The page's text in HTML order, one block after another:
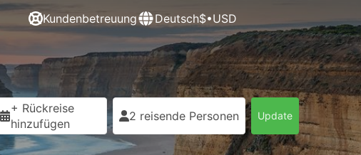
Kundenbetreuung Deutsch$•USD
+ Rückreise
hinzufügen
2 reisende Personen Update